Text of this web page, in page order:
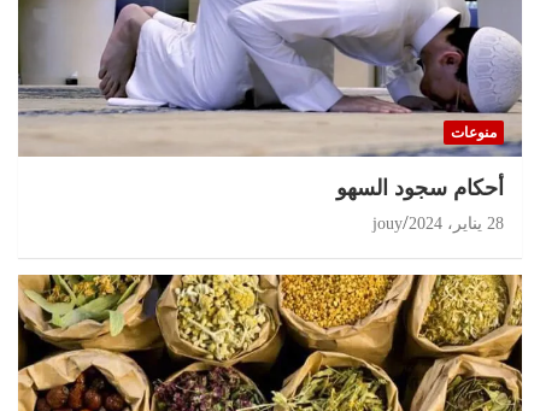
منوعات
أحكام سجود السهو
28 يناير، 2024 jouy